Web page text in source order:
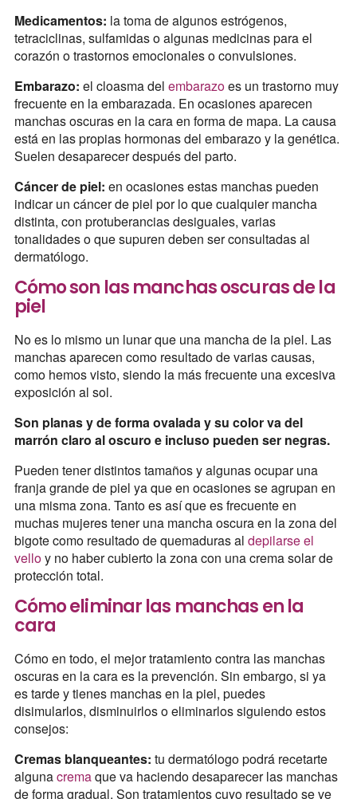
Medicamentos: la toma de algunos estrógenos,
tetraciclinas, sulfamidas o algunas medicinas para el
corazón o trastornos emocionales o convulsiones.
Embarazo: el cloasma del embarazoes un trastorno muy
frecuente en la embarazada. En ocasiones aparecen
manchas oscuras en la cara en forma de mapa. La causa
está en las propias hormonas del embarazo y la genética.
Suelen desaparecer después del parto.
Cáncer de piel: en ocasiones estas manchas pueden
indicar un cáncer de piel por lo que cualquier mancha
distinta, con protuberancias desiguales, varias
tonalidades o que supuren deben ser consultadas al
dermatólogo.
Cómo son las manchas oscuras de la
piel
No es lo mismo un lunar que una mancha de la piel. Las
manchas aparecen como resultado de varias causas,
como hemos visto, siendo la más frecuente una excesiva
exposición al sol.
Son planas y de forma ovalada y su color va del
marrón claro al oscuro e incluso pueden ser negras.
Pueden tener distintos tamaños y algunas ocupar una
franja grande de piel ya que en ocasiones se agrupan en
una misma zona. Tanto es así que es frecuente en
muchas mujeres tener una mancha oscura en la zona del
bigote como resultado de quemaduras al depilarse el
velloy no haber cubierto la zona con una crema solar de
protección total.
Cómo eliminar las manchas en la
cara
Cómo en todo, el mejor tratamiento contra las manchas
oscuras en la cara es la prevención. Sin embargo, si ya
es tarde y tienes manchas en la piel, puedes
disimularlos, disminuirlos o eliminarlos siguiendo estos
consejos:
Cremas blanqueantes: tu dermatólogo podrá recetarte
algunacremaque va haciendo desaparecer las manchas
de forma gradual. Son tratamientos cuyo resultado se ve